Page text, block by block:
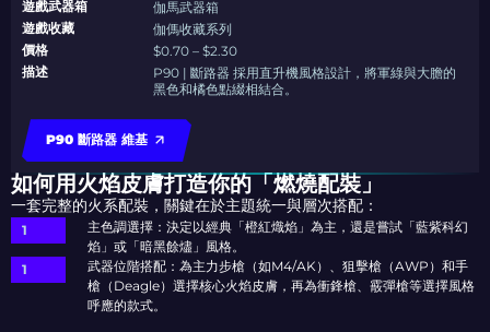
遊戲武器箱
伽馬武器箱
遊戲收藏
伽傌收藏系列
價格
$0.70 – $2.30
描述
P90 | 斷路器 採用直升機風格設計，將軍綠與大膽的
黑色和橘色點綴相結合。
P90 斷路器 維基
如何用火焰皮膚打造你的「燃燒配裝」
一套完整的火系配裝，關鍵在於主題統一與層次搭配：
主色調選擇：決定以經典「橙紅熾焰」為主，還是嘗試「藍紫科幻
焰」或「暗黑餘燼」風格。
武器位階搭配：為主力步槍（如M4/AK）、狙擊槍（AWP）和手
槍（Deagle）選擇核心火焰皮膚，再為衝鋒槍、霰彈槍等選擇風格
呼應的款式。